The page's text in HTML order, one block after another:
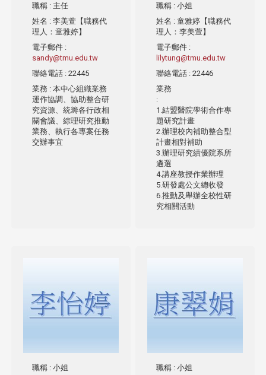
職稱 : 主任
姓名 : 李美萱【職務代
理人：童雅婷】
電子郵件 :
sandy@tmu.edu.tw
聯絡電話 : 22445
業務 : 本中心組織業務
運作協調、協助整合研
究資源、統籌各行政相
關會議、綜理研究推動
業務、執行各專案任務
交辦事宜
職稱 : 小姐
姓名 : 童雅婷【職務代
理人：李美萱】
電子郵件 :
lilytung@tmu.edu.tw
聯絡電話 : 22446
業務
:
1.結盟醫院學術合作專
題研究計畫
2.辦理校內補助整合型
計畫相對補助
3.辦理研究績優院系所
遴選
4.講座教授作業辦理
5.研發處公文總收發
6.推動及舉辦全校性研
究相關活動
職稱 : 小姐
職稱 : 小姐